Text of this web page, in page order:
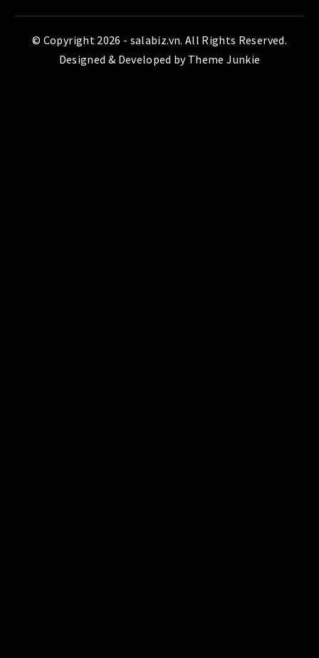
© Copyright 2026 - salabiz.vn. All Rights Reserved.
Designed & Developed by Theme Junkie